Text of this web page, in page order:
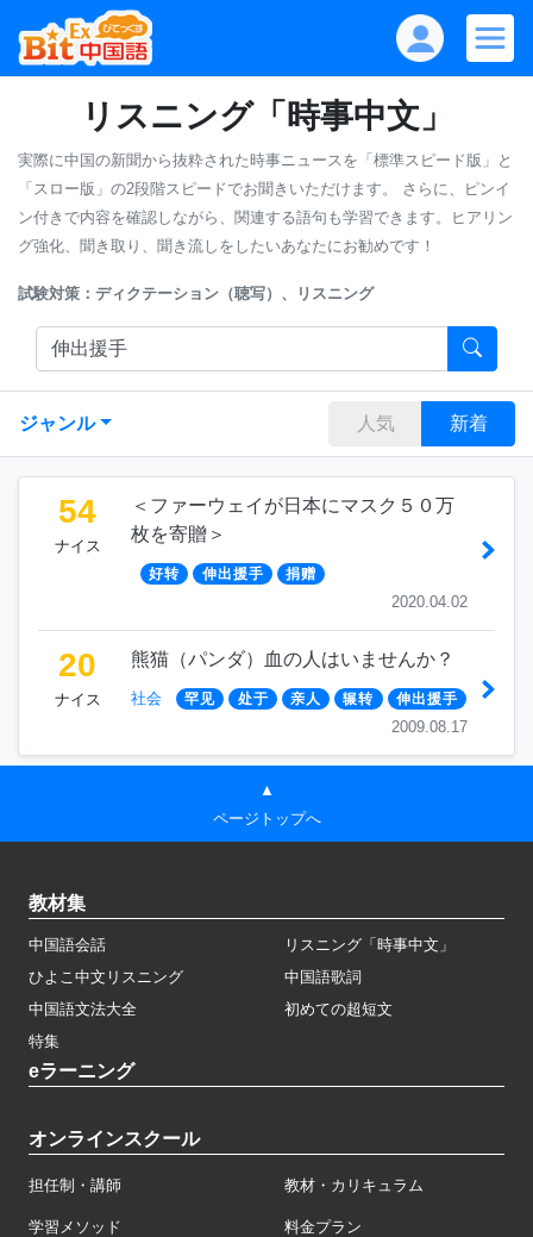
リスニング「時事中文」
実際に中国の新聞から抜粋された時事ニュースを「標準スピード版」と
「スロー版」の2段階スピードでお聞きいただけます。
さらに、ピンイ
ン付きで内容を確認しながら、関連する語句も学習できます。ヒアリン
グ強化、聞き取り、聞き流しをしたいあなたにお勧めです！
試験対策：ディクテーション（聴写）、リスニング
ジャンル 人気 新着
54
ナイス
＜ファーウェイが日本にマスク５０万
枚を寄贈＞
好转 伸出援手 捐赠
2020.04.02
20
ナイス
熊猫（パンダ）血の人はいませんか？
社会 罕见 处于 亲人 辗转 伸出援手
2009.08.17
▲
ページトップへ
教材集
中国語会話
リスニング「時事中文」
ひよこ中文リスニング
中国語歌詞
中国語文法大全
初めての超短文
特集
eラーニング
オンラインスクール
担任制・講師 教材・カリキュラム
学習メソッド 料金プラン